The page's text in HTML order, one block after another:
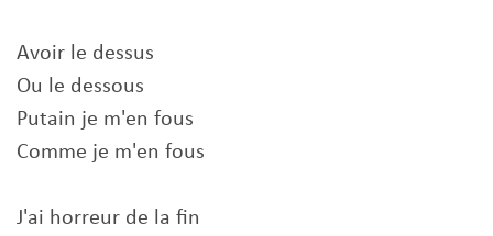
Avoir le dessus
Ou le dessous
Putain je m'en fous
Comme je m'en fous
J'ai horreur de la fin